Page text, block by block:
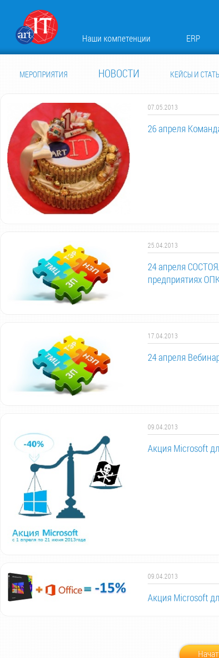
Наши компетенции ERP
МЕРОПРИЯТИЯ НОВОСТИ КЕЙСЫ И
07.05.2013
26 апреля
25.04.2013
24 апреля
предприятиях
17.04.2013
24 апреля
09.04.2013
Акция Microsoft
09.04.2013
Акция Microsoft